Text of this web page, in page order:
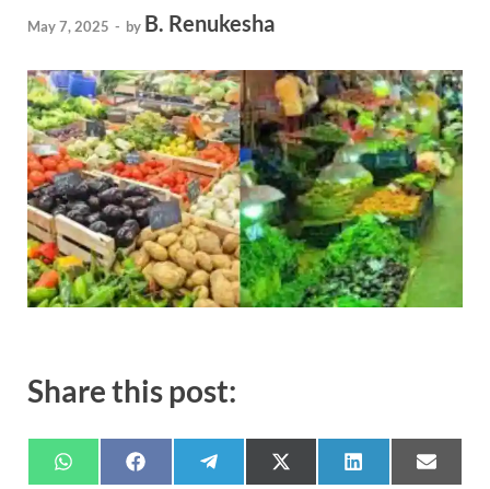
May 7, 2025 - by B. Renukesha
Share this post: